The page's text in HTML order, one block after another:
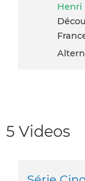
5 Videos